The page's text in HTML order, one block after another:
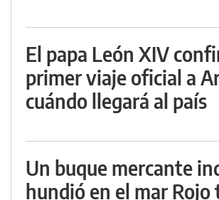
El papa León XIV
primer viaje oficial a
cuándo llegará al país
Un buque mercante
hundió en el mar Rojo